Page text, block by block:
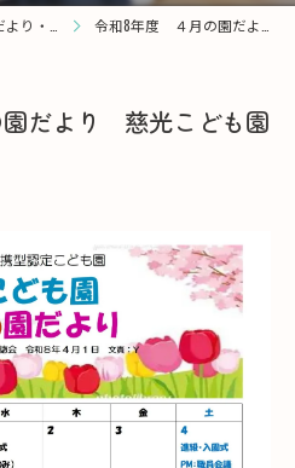
・お知らせ 令和8年度 ４月の園だより 慈光こども園
だより 慈光こども園